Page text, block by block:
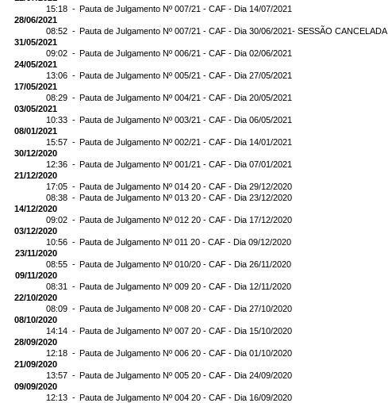
15:18 - Pauta de Julgamento Nº 007/21 - CAF - Dia 14/07/2021
28/06/2021
08:52 - Pauta de Julgamento Nº 007/21 - CAF - Dia 30/06/2021- SESSÃO CANCELADA
31/05/2021
09:02 - Pauta de Julgamento Nº 006/21 - CAF - Dia 02/06/2021
24/05/2021
13:06 - Pauta de Julgamento Nº 005/21 - CAF - Dia 27/05/2021
17/05/2021
08:29 - Pauta de Julgamento Nº 004/21 - CAF - Dia 20/05/2021
03/05/2021
10:33 - Pauta de Julgamento Nº 003/21 - CAF - Dia 06/05/2021
08/01/2021
15:57 - Pauta de Julgamento Nº 002/21 - CAF - Dia 14/01/2021
30/12/2020
12:36 - Pauta de Julgamento Nº 001/21 - CAF - Dia 07/01/2021
21/12/2020
17:05 - Pauta de Julgamento Nº 014 20 - CAF - Dia 29/12/2020
08:38 - Pauta de Julgamento Nº 013 20 - CAF - Dia 23/12/2020
14/12/2020
09:02 - Pauta de Julgamento Nº 012 20 - CAF - Dia 17/12/2020
03/12/2020
10:56 - Pauta de Julgamento Nº 011 20 - CAF - Dia 09/12/2020
23/11/2020
08:55 - Pauta de Julgamento Nº 010/20 - CAF - Dia 26/11/2020
09/11/2020
08:31 - Pauta de Julgamento Nº 009 20 - CAF - Dia 12/11/2020
22/10/2020
08:09 - Pauta de Julgamento Nº 008 20 - CAF - Dia 27/10/2020
08/10/2020
14:14 - Pauta de Julgamento Nº 007 20 - CAF - Dia 15/10/2020
28/09/2020
12:18 - Pauta de Julgamento Nº 006 20 - CAF - Dia 01/10/2020
21/09/2020
13:57 - Pauta de Julgamento Nº 005 20 - CAF - Dia 24/09/2020
09/09/2020
12:13 - Pauta de Julgamento Nº 004 20 - CAF - Dia 16/09/2020